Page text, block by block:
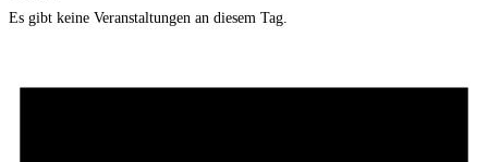
Es gibt keine Veranstaltungen an diesem Tag.